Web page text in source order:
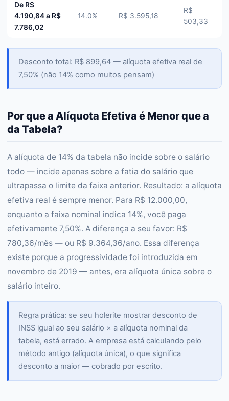
De R$
4.190,84 a R$
7.786,02
14.0% R$ 3.595,18
R$
503,33
Desconto total: R$ 899,64 — alíquota efetiva real de
7,50% (não 14% como muitos pensam)
Por que a Alíquota Efetiva é Menor que a
da Tabela?
A alíquota de 14% da tabela não incide sobre o salário
todo — incide apenas sobre a fatia do salário que
ultrapassa o limite da faixa anterior. Resultado: a alíquota
efetiva real é sempre menor. Para R$ 12.000,00,
enquanto a faixa nominal indica 14%, você paga
efetivamente 7,50%. A diferença a seu favor: R$
780,36/mês — ou R$ 9.364,36/ano. Essa diferença
existe porque a progressividade foi introduzida em
novembro de 2019 — antes, era alíquota única sobre o
salário inteiro.
Regra prática: se seu holerite mostrar desconto de
INSS igual ao seu salário × a alíquota nominal da
tabela, está errado. A empresa está calculando pelo
método antigo (alíquota única), o que significa
desconto a maior — cobrado por escrito.